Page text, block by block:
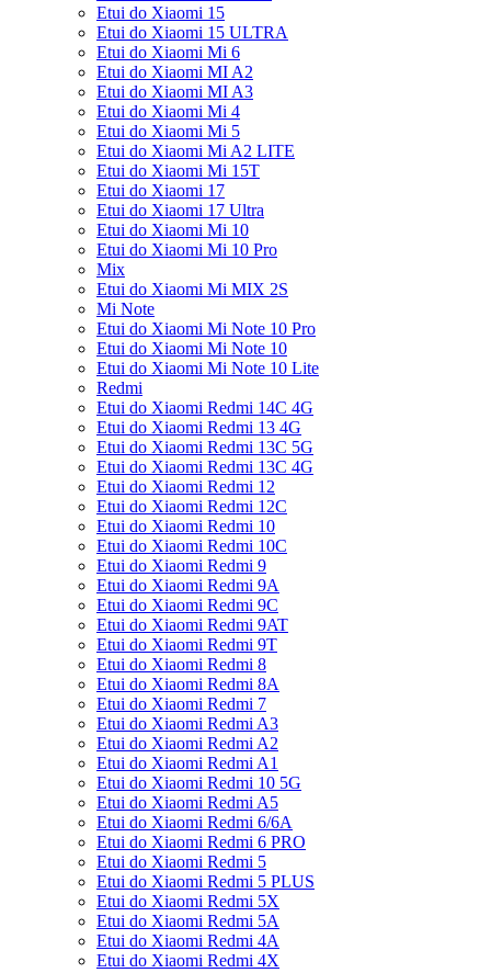
Etui do Xiaomi 15
Etui do Xiaomi 15 ULTRA
Etui do Xiaomi Mi 6
Etui do Xiaomi MI A2
Etui do Xiaomi MI A3
Etui do Xiaomi Mi 4
Etui do Xiaomi Mi 5
Etui do Xiaomi Mi A2 LITE
Etui do Xiaomi Mi 15T
Etui do Xiaomi 17
Etui do Xiaomi 17 Ultra
Etui do Xiaomi Mi 10
Etui do Xiaomi Mi 10 Pro
Mix
Etui do Xiaomi Mi MIX 2S
Mi Note
Etui do Xiaomi Mi Note 10 Pro
Etui do Xiaomi Mi Note 10
Etui do Xiaomi Mi Note 10 Lite
Redmi
Etui do Xiaomi Redmi 14C 4G
Etui do Xiaomi Redmi 13 4G
Etui do Xiaomi Redmi 13C 5G
Etui do Xiaomi Redmi 13C 4G
Etui do Xiaomi Redmi 12
Etui do Xiaomi Redmi 12C
Etui do Xiaomi Redmi 10
Etui do Xiaomi Redmi 10C
Etui do Xiaomi Redmi 9
Etui do Xiaomi Redmi 9A
Etui do Xiaomi Redmi 9C
Etui do Xiaomi Redmi 9AT
Etui do Xiaomi Redmi 9T
Etui do Xiaomi Redmi 8
Etui do Xiaomi Redmi 8A
Etui do Xiaomi Redmi 7
Etui do Xiaomi Redmi A3
Etui do Xiaomi Redmi A2
Etui do Xiaomi Redmi A1
Etui do Xiaomi Redmi 10 5G
Etui do Xiaomi Redmi A5
Etui do Xiaomi Redmi 6/6A
Etui do Xiaomi Redmi 6 PRO
Etui do Xiaomi Redmi 5
Etui do Xiaomi Redmi 5 PLUS
Etui do Xiaomi Redmi 5X
Etui do Xiaomi Redmi 5A
Etui do Xiaomi Redmi 4A
Etui do Xiaomi Redmi 4X